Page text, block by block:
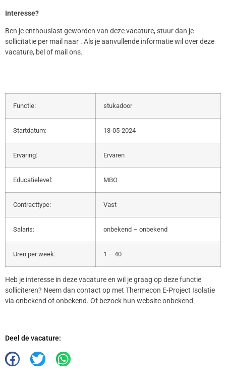
Interesse?
Ben je enthousiast geworden van deze vacature, stuur dan je
sollicitatie per mail naar . Als je aanvullende informatie wil over deze
vacature, bel of mail ons.
Functie: stukadoor
Startdatum: 13-05-2024
Ervaring: Ervaren
Educatielevel: MBO
Contracttype: Vast
Salaris: onbekend – onbekend
Uren per week: 1 – 40
Heb je interesse in deze vacature en wil je graag op deze functie
solliciteren? Neem dan contact op met Thermecon E-Project Isolatie
via onbekend of onbekend. Of bezoek hun website onbekend.
Deel de vacature: